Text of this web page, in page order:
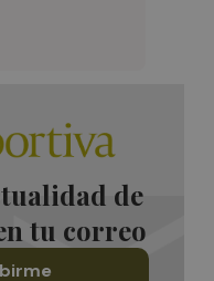
de
tu correo